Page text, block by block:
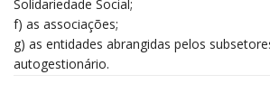
Solidariedade Social;
f) as associações;
g) as entidades abrangidas pelos
autogestionário.